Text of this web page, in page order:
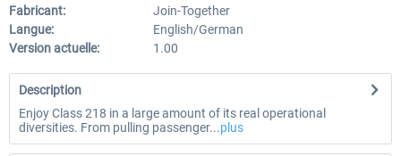
Fabricant:
Join-Together
Langue:
English/German
Version actuelle:
1.00
Description
Enjoy Class 218 in a large amount of its real operational
diversities. From pulling passenger...plus